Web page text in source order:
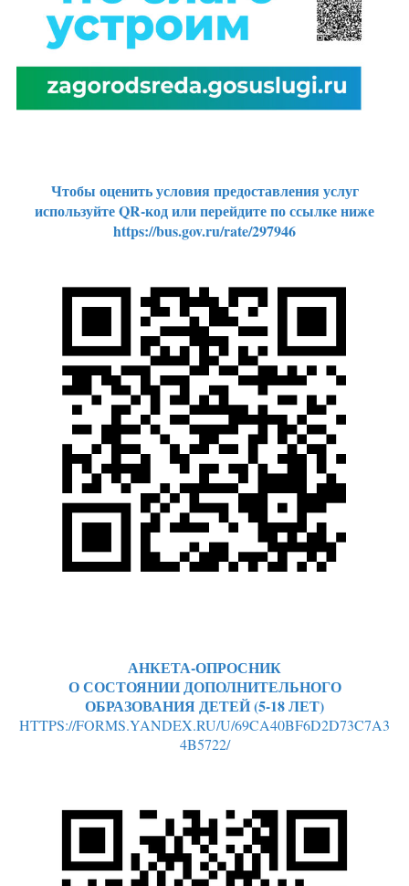
Чтобы оценить условия предоставления услуг
используйте QR-код или перейдите по ссылке ниже
https://bus.gov.ru/rate/297946
АНКЕТА-ОПРОСНИК
О СОСТОЯНИИ ДОПОЛНИТЕЛЬНОГО
ОБРАЗОВАНИЯ ДЕТЕЙ (5-18 ЛЕТ)
HTTPS://FORMS.YANDEX.RU/U/69CA40BF6D2D73C7A3
4B5722/